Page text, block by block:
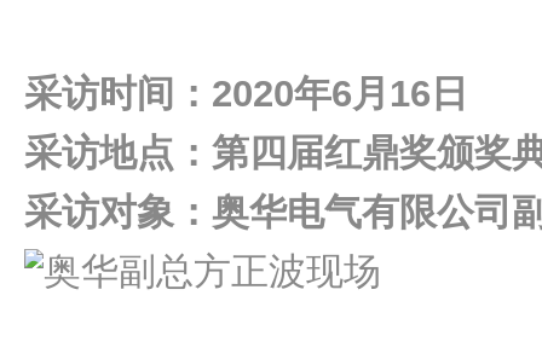
采访时间：2020年6月16日
采访地点：第四届红鼎奖颁奖
采访对象：奥华电气有限公司